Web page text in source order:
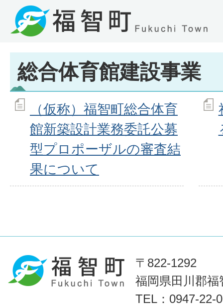
総合体育館建設事業
（仮称）福智町総合体育
館新築設計業務委託公募
型プロポーザルの審査結
果について
〒822-1292
福岡県田川郡福
TEL：0947-22-